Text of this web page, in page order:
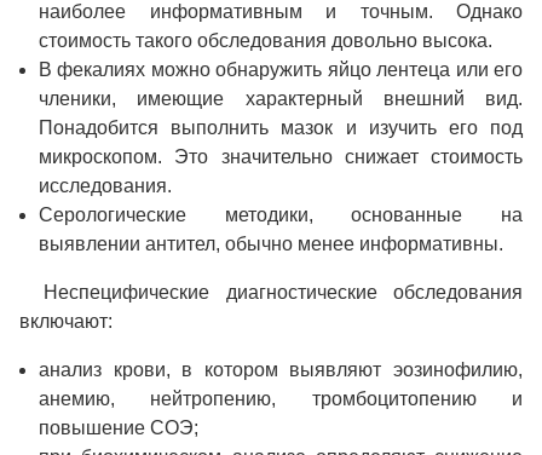
наиболее информативным и точным. Однако
стоимость такого обследования довольно высока.
В фекалиях можно обнаружить яйцо лентеца или его
членики, имеющие характерный внешний вид.
Понадобится выполнить мазок и изучить его под
микроскопом. Это значительно снижает стоимость
исследования.
Серологические методики, основанные на
выявлении антител, обычно менее информативны.
Неспецифические диагностические обследования
включают:
анализ крови, в котором выявляют эозинофилию,
анемию, нейтропению, тромбоцитопению и
повышение СОЭ;